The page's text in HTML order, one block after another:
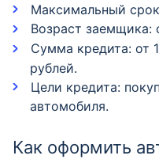
Максимальный
Возраст заемщика:
Сумма кредита: от
рублей.
Цели кредита:
автомобиля.
Как оформить